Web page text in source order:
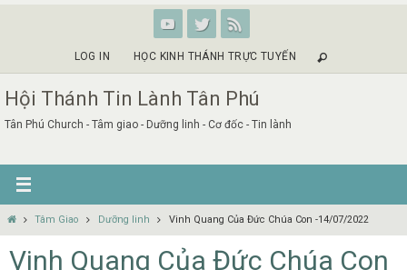
LOG IN HỌC KINH THÁNH TRỰC TUYẾN
Hội Thánh Tin Lành Tân Phú
Tân Phú Church - Tâm giao - Dưỡng linh - Cơ đốc - Tin lành
HomeTâm Giao Dưỡng linh Vinh Quang Của Đức Chúa Con -14/07/2022
Vinh Quang Của Đức Chúa Con